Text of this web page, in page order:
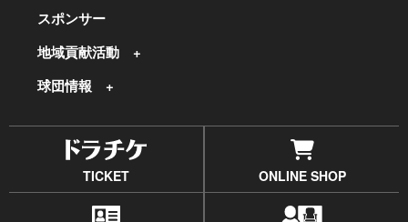
スポンサー
地域貢献活動
球団情報
TICKET ONLINE SHOP